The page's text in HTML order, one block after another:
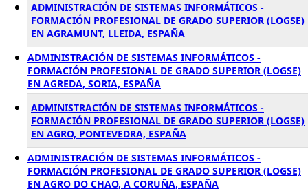
ADMINISTRACIÓN DE SISTEMAS INFORMÁTICOS -
FORMACIÓN PROFESIONAL DE GRADO SUPERIOR (LOGSE)
EN AGRAMUNT, LLEIDA, ESPAÑA
ADMINISTRACIÓN DE SISTEMAS INFORMÁTICOS -
FORMACIÓN PROFESIONAL DE GRADO SUPERIOR (LOGSE)
EN AGREDA, SORIA, ESPAÑA
ADMINISTRACIÓN DE SISTEMAS INFORMÁTICOS -
FORMACIÓN PROFESIONAL DE GRADO SUPERIOR (LOGSE)
EN AGRO, PONTEVEDRA, ESPAÑA
ADMINISTRACIÓN DE SISTEMAS INFORMÁTICOS -
FORMACIÓN PROFESIONAL DE GRADO SUPERIOR (LOGSE)
EN AGRO DO CHAO, A CORUÑA, ESPAÑA